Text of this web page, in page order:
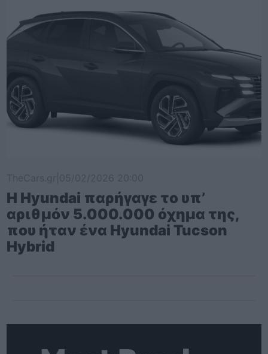
Η Hyundai παρήγαγε το υπ’
αριθμόν 5.000.000 όχημα της,
που ήταν ένα Hyundai Tucson
Hybrid